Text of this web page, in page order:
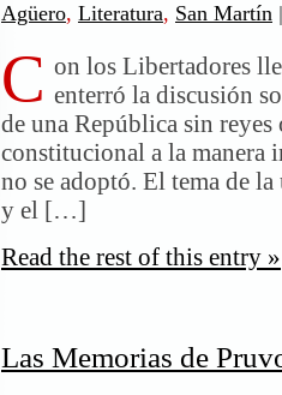
Agüero, Literatura, San Martín |
C on los Libertadores
enterró la discusión
de una República sin
constitucional a la manera
no se adoptó. El tema de
y el […]
Read the rest of this entry »
Las Memorias de